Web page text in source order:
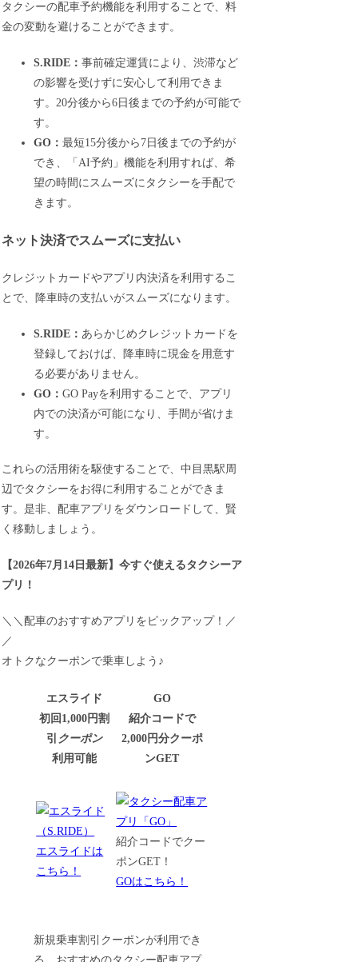
タクシーの配車予約機能を利用することで、料
金の変動を避けることができます。
S.RIDE：事前確定運賃により、渋滞など
の影響を受けずに安心して利用できま
す。20分後から6日後までの予約が可能で
す。
GO：最短15分後から7日後までの予約が
でき、「AI予約」機能を利用すれば、希
望の時間にスムーズにタクシーを手配で
きます。
ネット決済でスムーズに支払い
クレジットカードやアプリ内決済を利用するこ
とで、降車時の支払いがスムーズになります。
S.RIDE： あらかじめクレジットカードを
登録しておけば、降車時に現金を用意す
る必要がありません。
GO：GO Payを利用することで、アプリ
内での決済が可能になり、手間が省けま
す。
これらの活用術を駆使することで、中目黒駅周
辺でタクシーをお得に利用することができま
す。是非、配車アプリをダウンロードして、賢
く移動しましょう。
【2026年7月14日最新 】今すぐ使えるタクシーア
プリ！
＼＼配車のおすすめアプリをピックアップ！／
／
オトクなクーポンで乗車しよう♪
エスライド
初回1,000円割
引 クーポン
利用可能
GO
紹介コードで
2,000円分クーポ
ンGET
エスライドは
こちら！
紹介コードでクー
ポンGET！
GOはこちら！
新規乗車割引クーポンが利用でき